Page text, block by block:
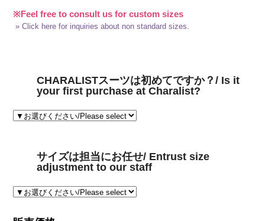
※Feel free to consult us for custom sizes
» Click here for inquiries about non standard sizes.
CHARALISTスーツは初めてですか？/ Is it
your first purchase at Charalist?
サイズは担当にお任せ/ Entrust size
adjustment to our staff